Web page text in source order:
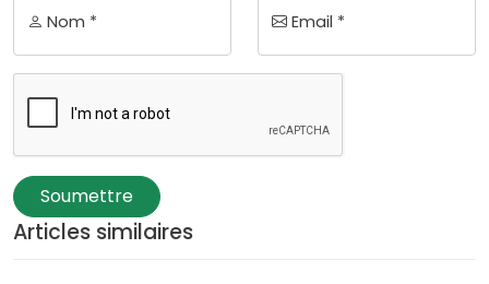
Nom * Email *
Soumettre
Articles similaires